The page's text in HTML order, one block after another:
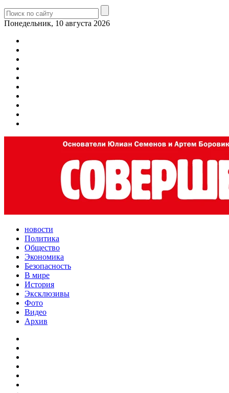
Понедельник, 10 августа 2026
новости
Политика
Общество
Экономика
Безопасность
В мире
История
Эксклюзивы
Фото
Видео
Архив